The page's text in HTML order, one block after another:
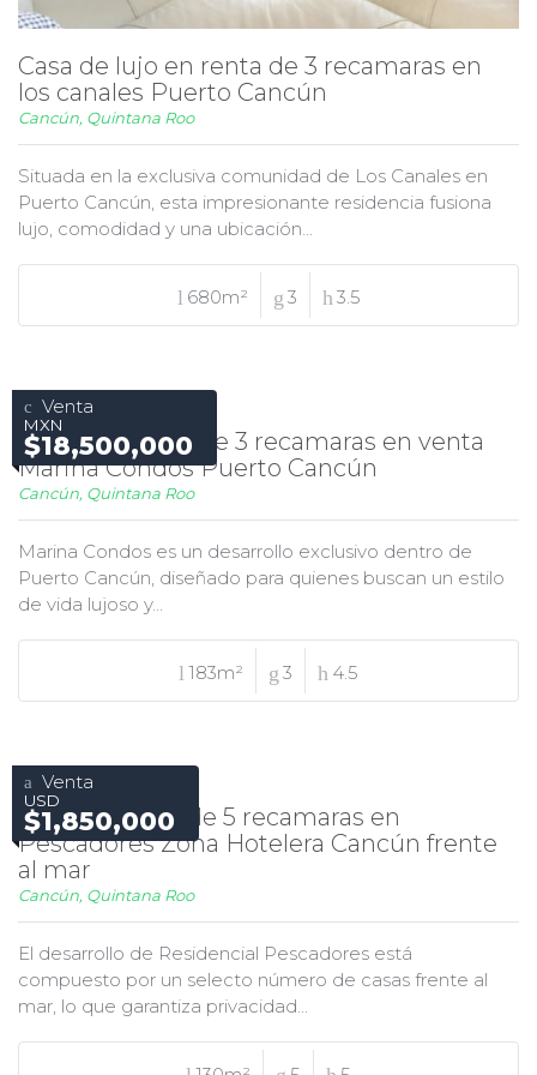
Casa de lujo en renta de 3 recamaras en
los canales Puerto Cancún
Cancún, Quintana Roo
Situada en la exclusiva comunidad de Los Canales en
Puerto Cancún, esta impresionante residencia fusiona
lujo, comodidad y una ubicación...
680m² 3 3.5
Venta
MXN
$18,500,000
Departamento de 3 recamaras en venta
Marina Condos Puerto Cancún
Cancún, Quintana Roo
Marina Condos es un desarrollo exclusivo dentro de
Puerto Cancún, diseñado para quienes buscan un estilo
de vida lujoso y...
183m² 3 4.5
Venta
USD
$1,850,000
Casa en venta de 5 recamaras en
Pescadores Zona Hotelera Cancún frente
al mar
Cancún, Quintana Roo
El desarrollo de Residencial Pescadores está
compuesto por un selecto número de casas frente al
mar, lo que garantiza privacidad...